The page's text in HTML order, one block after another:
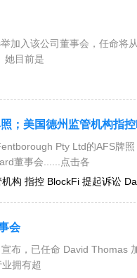
加入该公司董事会，任命将
她目前是
Pty Ltd的AFS牌
董事会......点击各
构 指控 BlockFi 提起诉讼
会
布，已任命 David Thomas
拥有超